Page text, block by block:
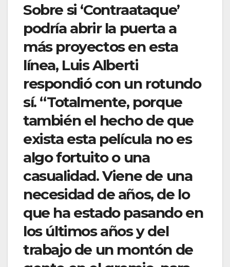
Sobre si ‘Contraataque’
podría abrir la puerta a
más proyectos en esta
línea, Luis Alberti
respondió con un rotundo
sí. “Totalmente, porque
también el hecho de que
exista esta película no es
algo fortuito o una
casualidad. Viene de una
necesidad de años, de lo
que ha estado pasando en
los últimos años y del
trabajo de un montón de